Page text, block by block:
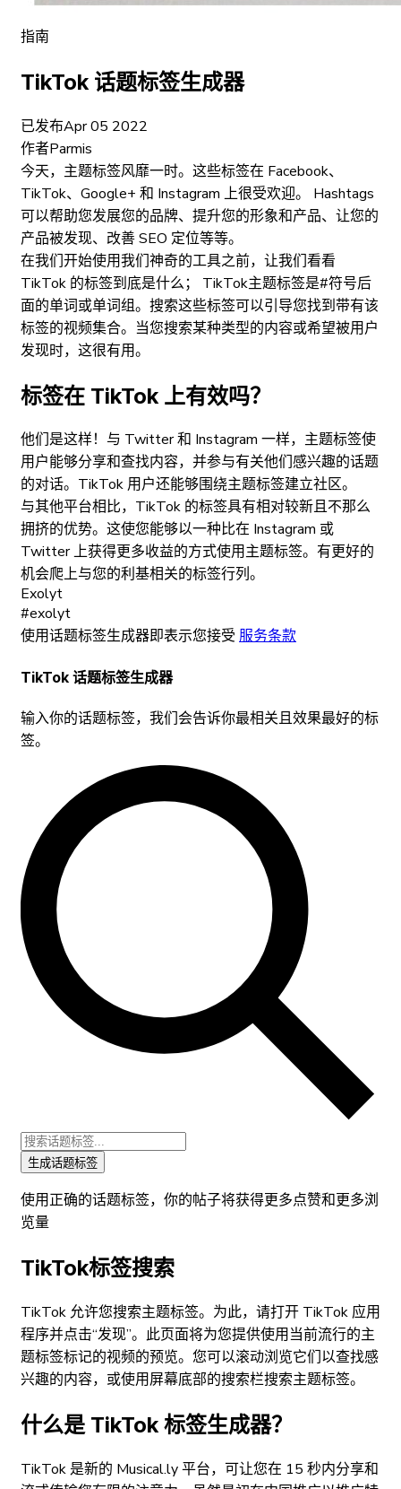
指南
TikTok 话题标签生成器
已发布Apr 05 2022
作者Parmis
今天，主题标签风靡一时。这些标签在 Facebook、
TikTok、Google+ 和 Instagram 上很受欢迎。 Hashtags
可以帮助您发展您的品牌、提升您的形象和产品、让您的
产品被发现、改善 SEO 定位等等。
在我们开始使用我们神奇的工具之前，让我们看看
TikTok 的标签到底是什么； TikTok主题标签是#符号后
面的单词或单词组。搜索这些标签可以引导您找到带有该
标签的视频集合。当您搜索某种类型的内容或希望被用户
发现时，这很有用。
标签在 TikTok 上有效吗？
他们是这样！与 Twitter 和 Instagram 一样，主题标签使
用户能够分享和查找内容，并参与有关他们感兴趣的话题
的对话。TikTok 用户还能够围绕主题标签建立社区。
与其他平台相比，TikTok 的标签具有相对较新且不那么
拥挤的优势。这使您能够以一种比在 Instagram 或
Twitter 上获得更多收益的方式使用主题标签。有更好的
机会爬上与您的利基相关的标签行列。
Exolyt
#exolyt
使用话题标签生成器即表示您接受 服务条款
TikTok 话题标签生成器
输入你的话题标签，我们会告诉你最相关且效果最好的标
签。
生成话题标签
使用正确的话题标签，你的帖子将获得更多点赞和更多浏
览量
TikTok标签搜索
TikTok 允许您搜索主题标签。为此，请打开 TikTok 应用
程序并点击“发现”。此页面将为您提供使用当前流行的主
题标签标记的视频的预览。您可以滚动浏览它们以查找感
兴趣的内容，或使用屏幕底部的搜索栏搜索主题标签。
什么是 TikTok 标签生成器？
TikTok 是新的 Musical.ly 平台，可让您在 15 秒内分享和